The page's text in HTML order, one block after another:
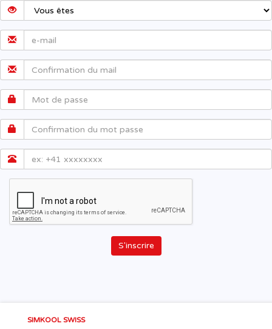
S'inscrire
SIMKOOL SWISS